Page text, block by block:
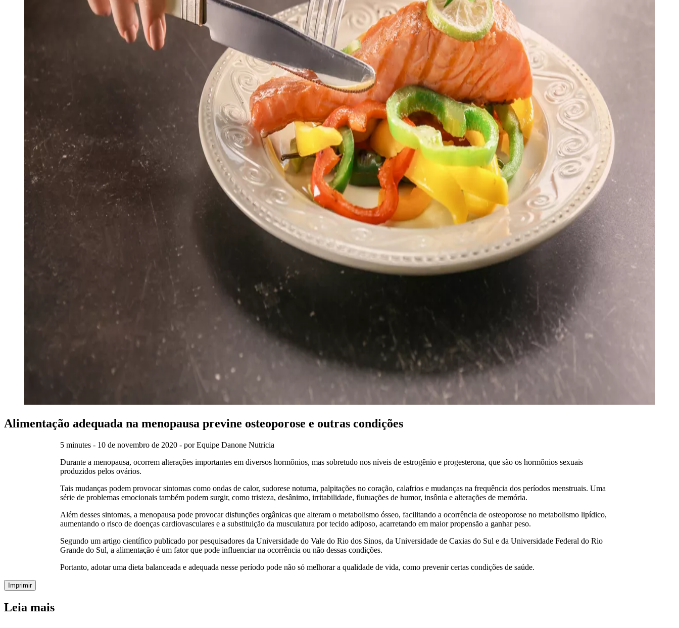
Alimentação adequada na menopausa previne osteoporose e outras condições
5 minutes - 10 de novembro de 2020 - por Equipe Danone Nutricia
Durante a menopausa, ocorrem alterações importantes em diversos hormônios, mas sobretudo nos níveis de estrogênio e progesterona, que são os hormônios sexuais
produzidos pelos ovários.
Tais mudanças podem provocar sintomas como ondas de calor, sudorese noturna, palpitações no coração, calafrios e mudanças na frequência dos períodos menstruais. Uma
série de problemas emocionais também podem surgir, como tristeza, desânimo, irritabilidade, flutuações de humor, insônia e alterações de memória.
Além desses sintomas, a menopausa pode provocar disfunções orgânicas que alteram o metabolismo ósseo, facilitando a ocorrência de osteoporose no metabolismo lipídico,
aumentando o risco de doenças cardiovasculares e a substituição da musculatura por tecido adiposo, acarretando em maior propensão a ganhar peso.
Segundo um artigo científico publicado por pesquisadores da Universidade do Vale do Rio dos Sinos, da Universidade de Caxias do Sul e da Universidade Federal do Rio
Grande do Sul, a alimentação é um fator que pode influenciar na ocorrência ou não dessas condições.
Portanto, adotar uma dieta balanceada e adequada nesse período pode não só melhorar a qualidade de vida, como prevenir certas condições de saúde.
Imprimir
Leia mais